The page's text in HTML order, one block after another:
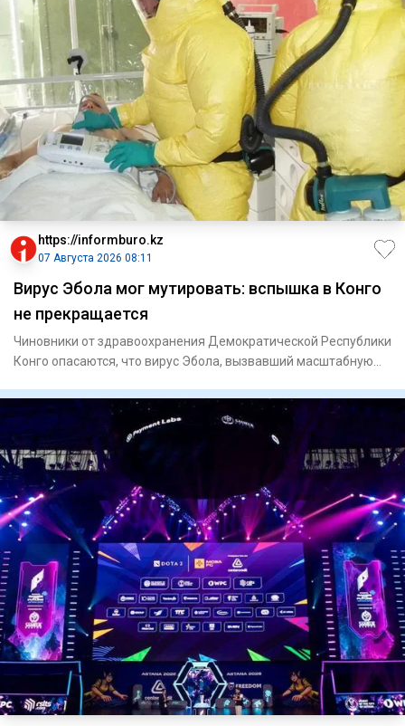
https://informburo.kz
07 Августа 2026 08:11
Вирус Эбола мог мутировать: вспышка в Конго
не прекращается
Чиновники от здравоохранения Демократической Республики
Конго опасаются, что вирус Эбола, вызвавший масштабную